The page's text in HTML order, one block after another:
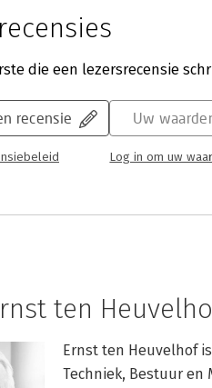
die een lezersrecensie
recensie Uw
Log in om uw
ten
Ernst ten Heuvelhof
Techniek, Bestuur en